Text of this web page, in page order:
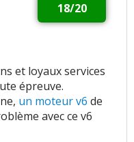
18/20
et loyaux services
épreuve.
un moteur v6 de
avec ce v6